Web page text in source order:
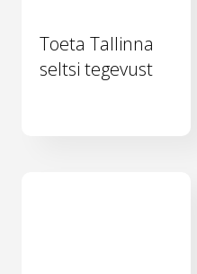
Toeta Tallinna
seltsi tegevust